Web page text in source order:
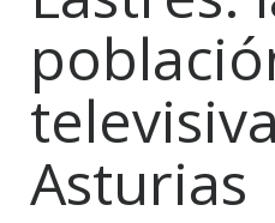
Asturias